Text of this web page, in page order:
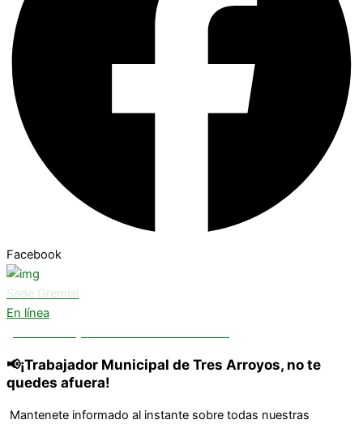
Facebook
Sede Gremial
En línea
📢¡Trabajador Municipal de Tres Arroyos, no te
quedes afuera!
Mantenete informado al instante sobre todas nuestras